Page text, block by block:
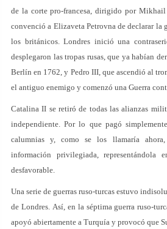
de la corte pro-francesa, dirigido por
convenció a Elizaveta Petrovna de declarar la
los británicos. Londres inició una
desplegaron las tropas rusas, que ya habían
Berlín en 1762, y Pedro III, que ascendió al
el antiguo enemigo y comenzó una Guerra
Catalina II se retiró de todas las alianzas
independiente. Por lo que pagó
calumnias y, como se los llamaría
información privilegiada, representándola
desfavorable.
Una serie de guerras ruso-turcas estuvo
de Londres. Así, en la séptima guerra ruso-
apoyó abiertamente a Turquía y provocó que